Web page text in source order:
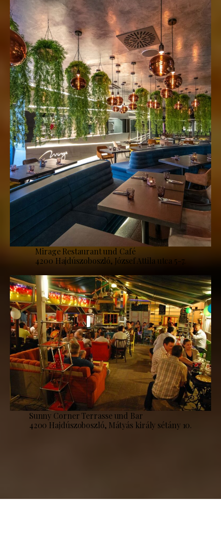
Mirage Restaurant und Café
4200 Hajdúszoboszló, József Attila utca 5-7.
Sunny Corner Terrasse und Bar
4200 Hajdúszoboszló, Mátyás király sétány 10.